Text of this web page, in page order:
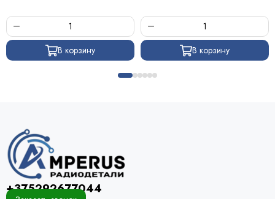
В корзину В корзину
+375292677044